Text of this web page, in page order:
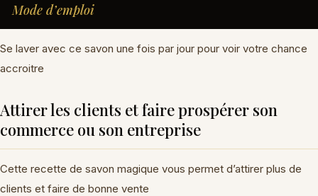
Mode d’emploi
Se laver avec ce savon une fois par jour pour voir votre chance
accroitre
Attirer les clients et faire prospérer son
commerce ou son entreprise
Cette recette de savon magique vous permet d’attirer plus de
clients et faire de bonne vente